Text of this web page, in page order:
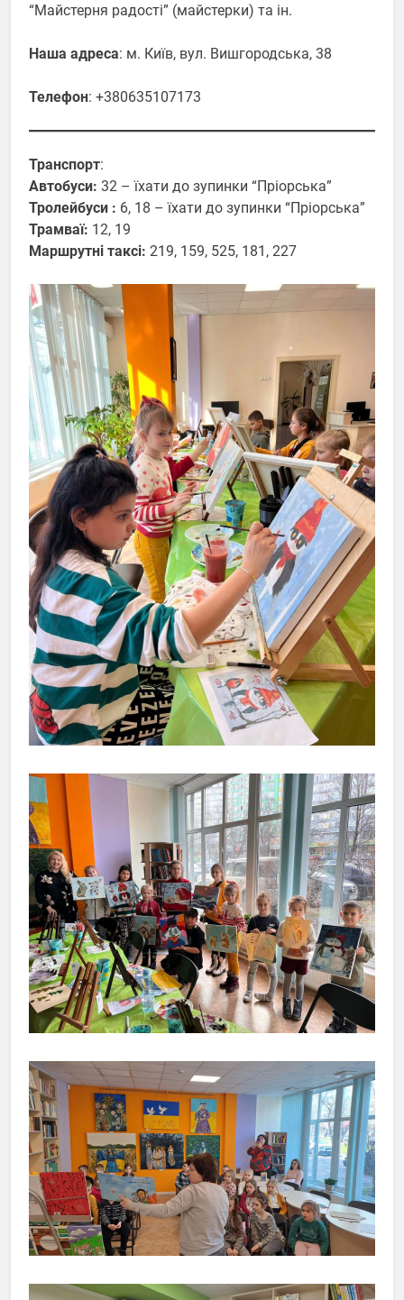
“Майстерня радості” (майстерки) та ін.
Наша адреса: м. Київ, вул. Вишгородська, 38
Телефон: +380635107173
Транспорт:
Автобуси: 32 – їхати до зупинки “Пріорська”
Тролейбуси : 6, 18 – їхати до зупинки “Пріорська”
Трамваї: 12, 19
Маршрутні таксі: 219, 159, 525, 181, 227